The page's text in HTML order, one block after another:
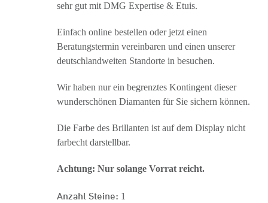
sehr gut mit DMG Expertise & Etuis.
Einfach online bestellen oder jetzt einen
Beratungstermin vereinbaren und einen unserer
deutschlandweiten Standorte in besuchen.
Wir haben nur ein begrenztes Kontingent dieser
wunderschönen Diamanten für Sie sichern können.
Die Farbe des Brillanten ist auf dem Display nicht
farbecht darstellbar.
Achtung: Nur solange Vorrat reicht.
Anzahl Steine: 1